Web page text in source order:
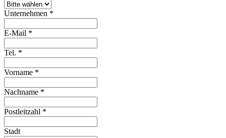
Unternehmen *
E-Mail *
Tel. *
Vorname *
Nachname *
Postleitzahl *
Stadt